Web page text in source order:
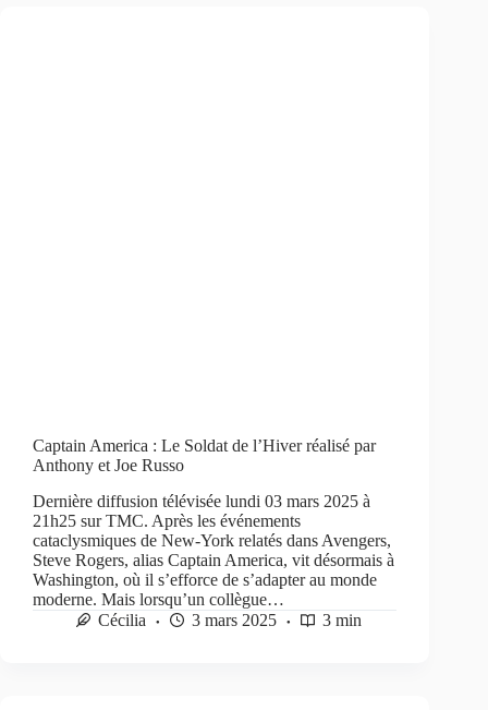
Captain America : Le Soldat de l’Hiver réalisé par
Anthony et Joe Russo
Dernière diffusion télévisée lundi 03 mars 2025 à
21h25 sur TMC. Après les événements
cataclysmiques de New-York relatés dans Avengers,
Steve Rogers, alias Captain America, vit désormais à
Washington, où il s’efforce de s’adapter au monde
moderne. Mais lorsqu’un collègue…
Cécilia
3 mars 2025 3 min